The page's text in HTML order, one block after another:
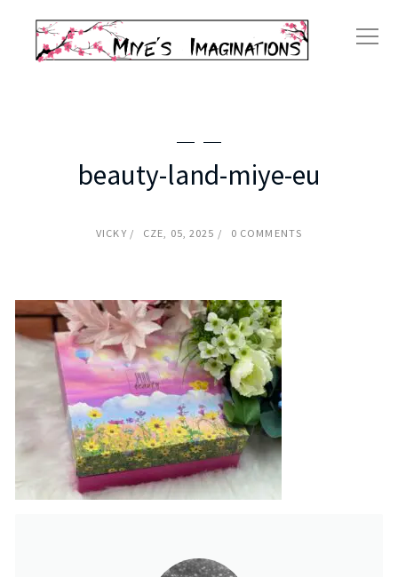
beauty-land-miye-eu
VICKY CZE, 05, 2025 0 COMMENTS